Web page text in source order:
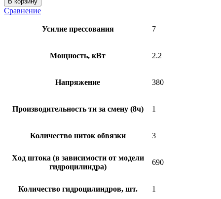
Сравнение
Усилие прессования 7
Мощность, кВт 2.2
Напряжение 380
Производительность тн за смену (8ч) 1
Количество ниток обвязки 3
Ход штока (в зависимости от модели
гидроцилиндра)
690
Количество гидроцилиндров, шт. 1